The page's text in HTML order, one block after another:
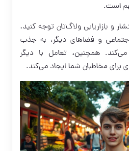
است.
و بازاریابی ولاگ‌تان توجه کنید.
و فضاهای دیگر، به جذب
همچنین، تعامل با دیگر
برای مخاطبان شما ایجاد می‌کند.